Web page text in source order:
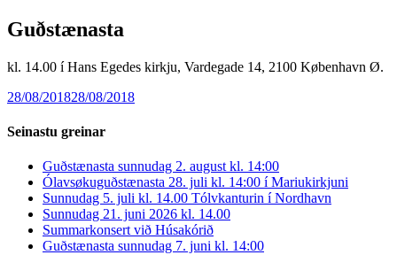
Guðstænasta
kl. 14.00 í Hans Egedes kirkju, Vardegade 14, 2100 København Ø.
28/08/201828/08/2018
Seinastu greinar
Guðstænasta sunnudag 2. august kl. 14:00
Ólavsøkuguðstænasta 28. juli kl. 14:00 í Mariukirkjuni
Sunnudag 5. juli kl. 14.00 Tólvkanturin í Nordhavn
Sunnudag 21. juni 2026 kl. 14.00
Summarkonsert við Húsakórið
Guðstænasta sunnudag 7. juni kl. 14:00